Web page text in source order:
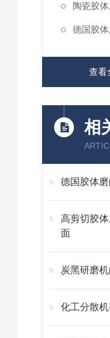
陶瓷胶
德国胶体
查看
相
德国胶体
高剪切胶
面
炭黑研磨
化工分散